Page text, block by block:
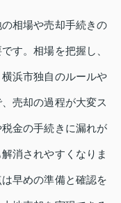
相場や売却手続きの
す。相場を把握し、
浜市独自のルールや
売却の過程が大変ス
金の手続きに漏れが
消されやすくなりま
早めの準備と確認を